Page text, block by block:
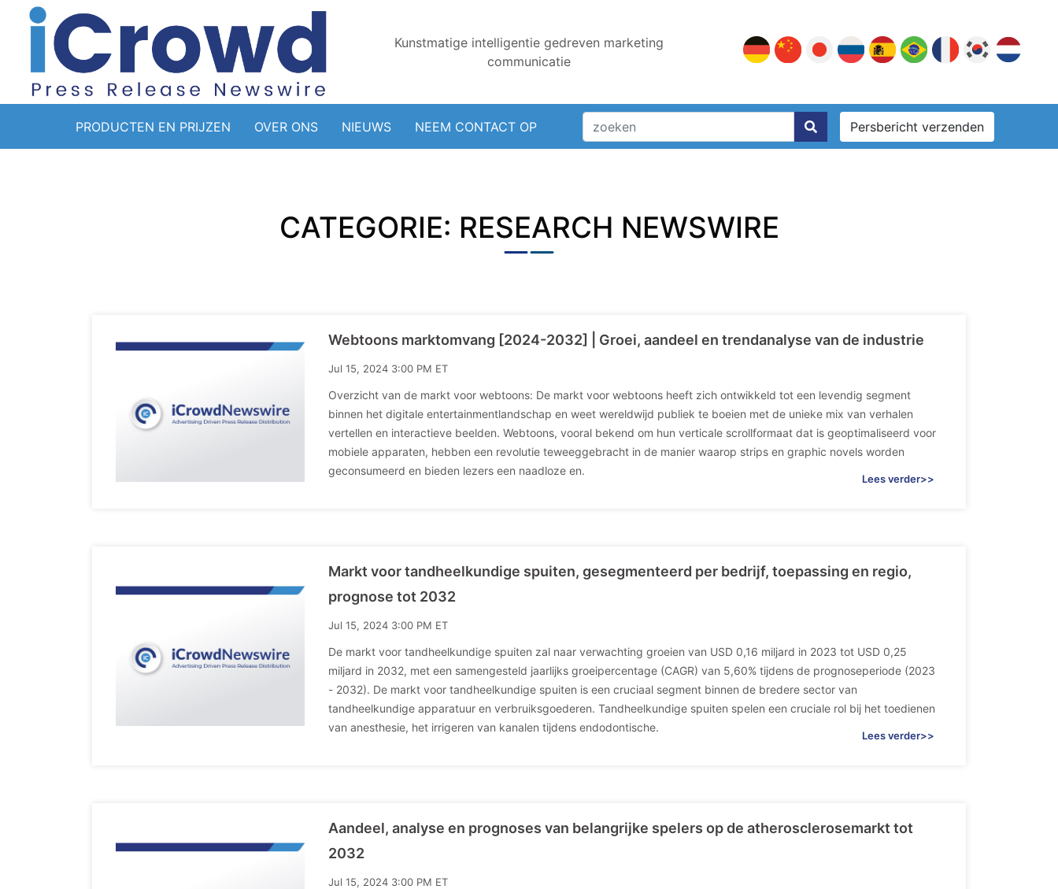
Kunstmatige intelligentie gedreven marketing
communicatie
PRODUCTEN EN PRIJZEN OVER ONS NIEUWS NEEM CONTACT OP Persbericht verzenden
CATEGORIE: RESEARCH NEWSWIRE
Webtoons marktomvang [2024-2032] | Groei, aandeel en trendanalyse van de industrie
Jul 15, 2024 3:00 PM ET
Overzicht van de markt voor webtoons: De markt voor webtoons heeft zich ontwikkeld tot een levendig segment
binnen het digitale entertainmentlandschap en weet wereldwijd publiek te boeien met de unieke mix van verhalen
vertellen en interactieve beelden. Webtoons, vooral bekend om hun verticale scrollformaat dat is geoptimaliseerd voor
mobiele apparaten, hebben een revolutie teweeggebracht in de manier waarop strips en graphic novels worden
geconsumeerd en bieden lezers een naadloze en.
Lees verder>>
Markt voor tandheelkundige spuiten, gesegmenteerd per bedrijf, toepassing en regio,
prognose tot 2032
Jul 15, 2024 3:00 PM ET
De markt voor tandheelkundige spuiten zal naar verwachting groeien van USD 0,16 miljard in 2023 tot USD 0,25
miljard in 2032, met een samengesteld jaarlijks groeipercentage (CAGR) van 5,60% tijdens de prognoseperiode (2023
- 2032). De markt voor tandheelkundige spuiten is een cruciaal segment binnen de bredere sector van
tandheelkundige apparatuur en verbruiksgoederen. Tandheelkundige spuiten spelen een cruciale rol bij het toedienen
van anesthesie, het irrigeren van kanalen tijdens endodontische.
Lees verder>>
Aandeel, analyse en prognoses van belangrijke spelers op de atherosclerosemarkt tot
2032
Jul 15, 2024 3:00 PM ET